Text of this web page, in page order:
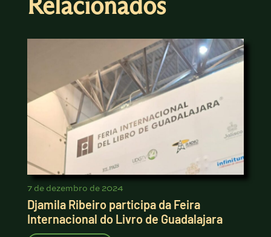
7 de dezembro de 2024
Djamila Ribeiro participa da Feira
Internacional do Livro de Guadalajara